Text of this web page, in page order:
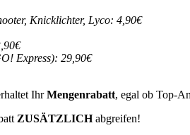
Knicklichter, Lyco: 4,90€
Express): 29,90€
IhrMengenrabatt, egal ob Top-
ZUSÄTZLICHabgreifen!